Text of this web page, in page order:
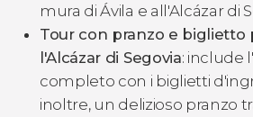
mura di Ávila e all'Alcázar di
Tour con pranzo e biglietto
l'Alcázar di Segovia: include
completo con i biglietti
inoltre, un delizioso pranzo